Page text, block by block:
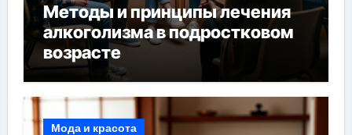
Методы и принципы лечения
алкоголизма в подростковом
возрасте
Мода и красота